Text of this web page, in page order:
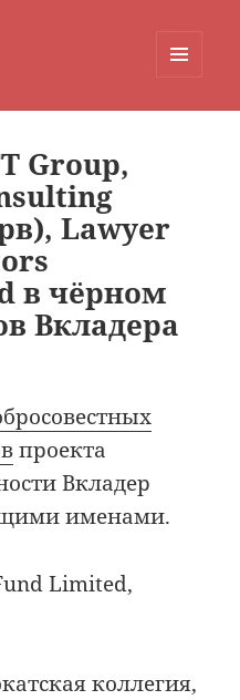
Group,
Lawyer
в чёрном
Вкладера
проекта
Вкладер
именами.
Limited,
коллегия,